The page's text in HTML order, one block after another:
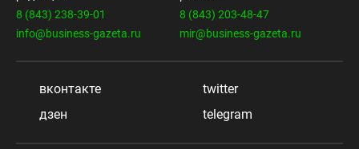
8 (843) 238-39-01
info@business-gazeta.ru
8 (843) 203-48-47
mir@business-gazeta.ru
вконтакте
twitter
дзен
telegram